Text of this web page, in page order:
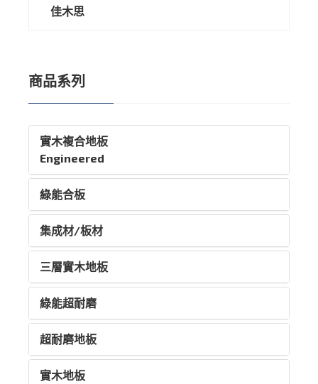
佳木思
商品系列
實木複合地板
Engineered
綠能合板
集成材/板材
三層實木地板
綠能超耐磨
超耐磨地板
實木地板